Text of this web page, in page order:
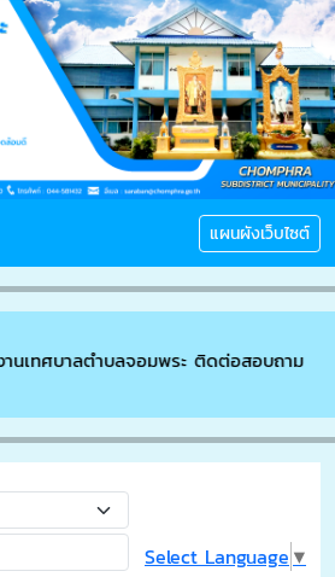
แผนผังเว็บไซต์
เทศบาลตำบลจอมพระ ติดต่อสอบถาม //
Select Language ▼